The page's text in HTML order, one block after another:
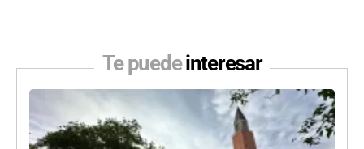
Te puedeinteresar